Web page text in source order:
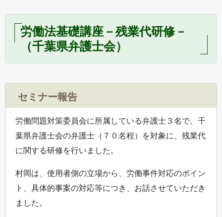
労働法基礎講座－残業代研修－
（千葉県弁護士会）
セミナー報告
労働問題対策委員会に所属している弁護士３名で、千
葉県弁護士会の弁護士（７０名程）を対象に、残業代
に関する研修を行いました。
村岡は、使用者側の立場から、労働事件対応のポイン
ト、具体的事案の対応等につき、お話させていただき
ました。